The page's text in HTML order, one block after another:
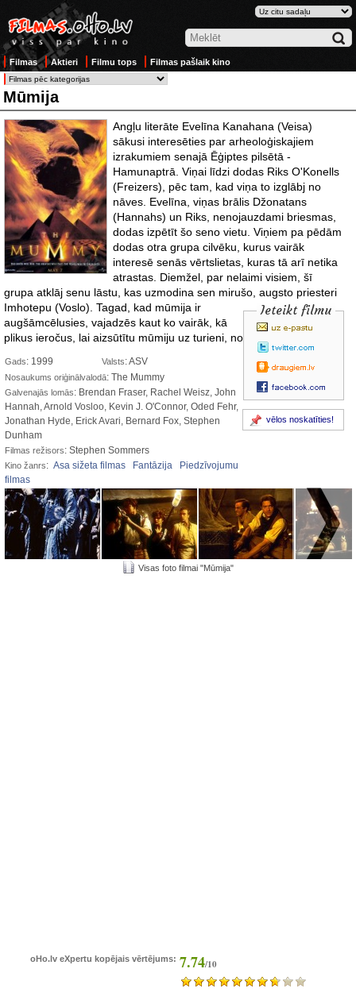
Filmas Aktieri Filmu tops Filmas pašlaik kino
Mūmija
Angļu literāte Evelīna Kanahana (Veisa)
sākusi interesēties par arheoloģiskajiem
izrakumiem senajā Ēģiptes pilsētā -
Hamunaptrā. Viņai līdzi dodas Riks O'Konells
(Freizers), pēc tam, kad viņa to izglābj no
nāves. Evelīna, viņas brālis Džonatans
(Hannahs) un Riks, nenojauzdami briesmas,
dodas izpētīt šo seno vietu. Viņiem pa pēdām
dodas otra grupa cilvēku, kurus vairāk
interesē senās vērtslietas, kuras tā arī netika
atrastas. Diemžel, par nelaimi visiem, šī
grupa atklāj senu lāstu, kas uzmodina sen mirušo, augsto priesteri
Imhotepu (Voslo). Tagad, kad mūmija ir
augšāmcēlusies, vajadzēs kaut ko vairāk, kā
plikus ieročus, lai aizsūtītu mūmiju uz turieni, no kurienes tā nākusi.
Ieteikt filmu
vēlos noskatīties!
Gads: 1999 Valsts: ASV
Nosaukums oriģinālvalodā: The Mummy
Galvenajās lomās: Brendan Fraser, Rachel Weisz, John
Hannah, Arnold Vosloo, Kevin J. O'Connor, Oded Fehr,
Jonathan Hyde, Erick Avari, Bernard Fox, Stephen
Dunham
Filmas režisors: Stephen Sommers
Kino žanrs: Asa sižeta filmas Fantāzija
Piedzīvojumu
filmas
Visas foto filmai "Mūmija"
oHo.lv eXpertu kopējais vērtējums: 7.74/10